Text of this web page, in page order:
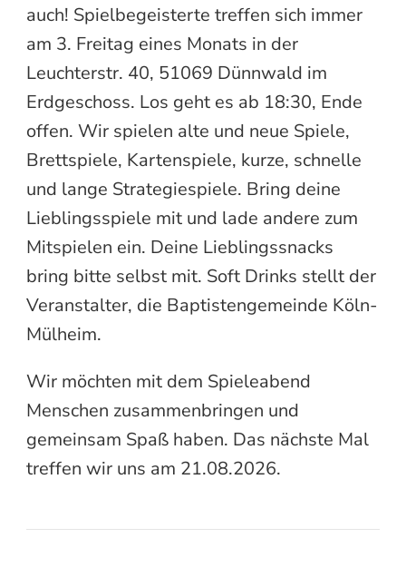
auch! Spielbegeisterte treffen sich immer
am 3. Freitag eines Monats in der
Leuchterstr. 40, 51069 Dünnwald im
Erdgeschoss. Los geht es ab 18:30, Ende
offen. Wir spielen alte und neue Spiele,
Brettspiele, Kartenspiele, kurze, schnelle
und lange Strategiespiele. Bring deine
Lieblingsspiele mit und lade andere zum
Mitspielen ein. Deine Lieblingssnacks
bring bitte selbst mit. Soft Drinks stellt der
Veranstalter, die Baptistengemeinde Köln-
Mülheim.
Wir möchten mit dem Spieleabend
Menschen zusammenbringen und
gemeinsam Spaß haben. Das nächste Mal
treffen wir uns am 21.08.2026.